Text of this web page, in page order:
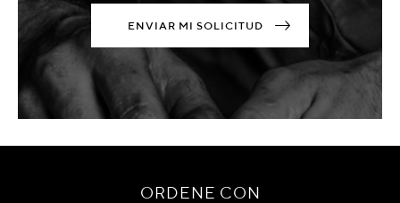
ENVIAR MI SOLICITUD
ORDENE CON